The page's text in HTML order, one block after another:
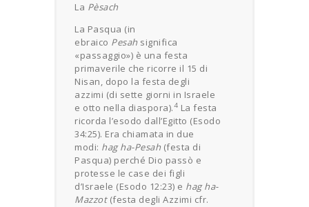
La Pèsach
La Pasqua (in
ebraico Pesah significa
«passaggio») è una festa
primaverile che ricorre il 15 di
Nisan, dopo la festa degli
azzimi (di sette giorni in Israele
e otto nella diaspora).4 La festa
ricorda l’esodo dall’Egitto (Esodo
34:25). Era chiamata in due
modi: hag ha-Pesah (festa di
Pasqua) perché Dio passò e
protesse le case dei figli
d’Israele (Esodo 12:23) e hag ha-
Mazzot(festa degli Azzimi cfr.